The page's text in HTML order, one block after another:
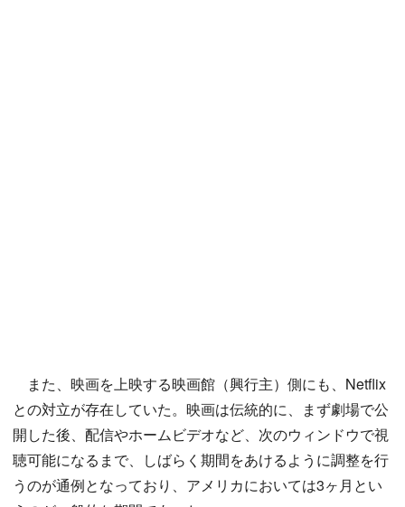
また、映画を上映する映画館（興行主）側にも、Netflix
との対立が存在していた。映画は伝統的に、まず劇場で公
開した後、配信やホームビデオなど、次のウィンドウで視
聴可能になるまで、しばらく期間をあけるように調整を行
うのが通例となっており、アメリカにおいては3ヶ月とい